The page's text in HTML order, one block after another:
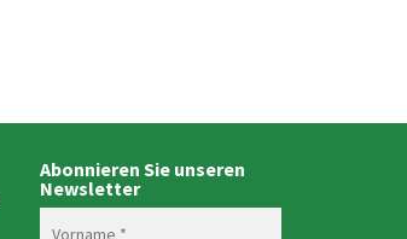
Abonnieren Sie unseren
Newsletter